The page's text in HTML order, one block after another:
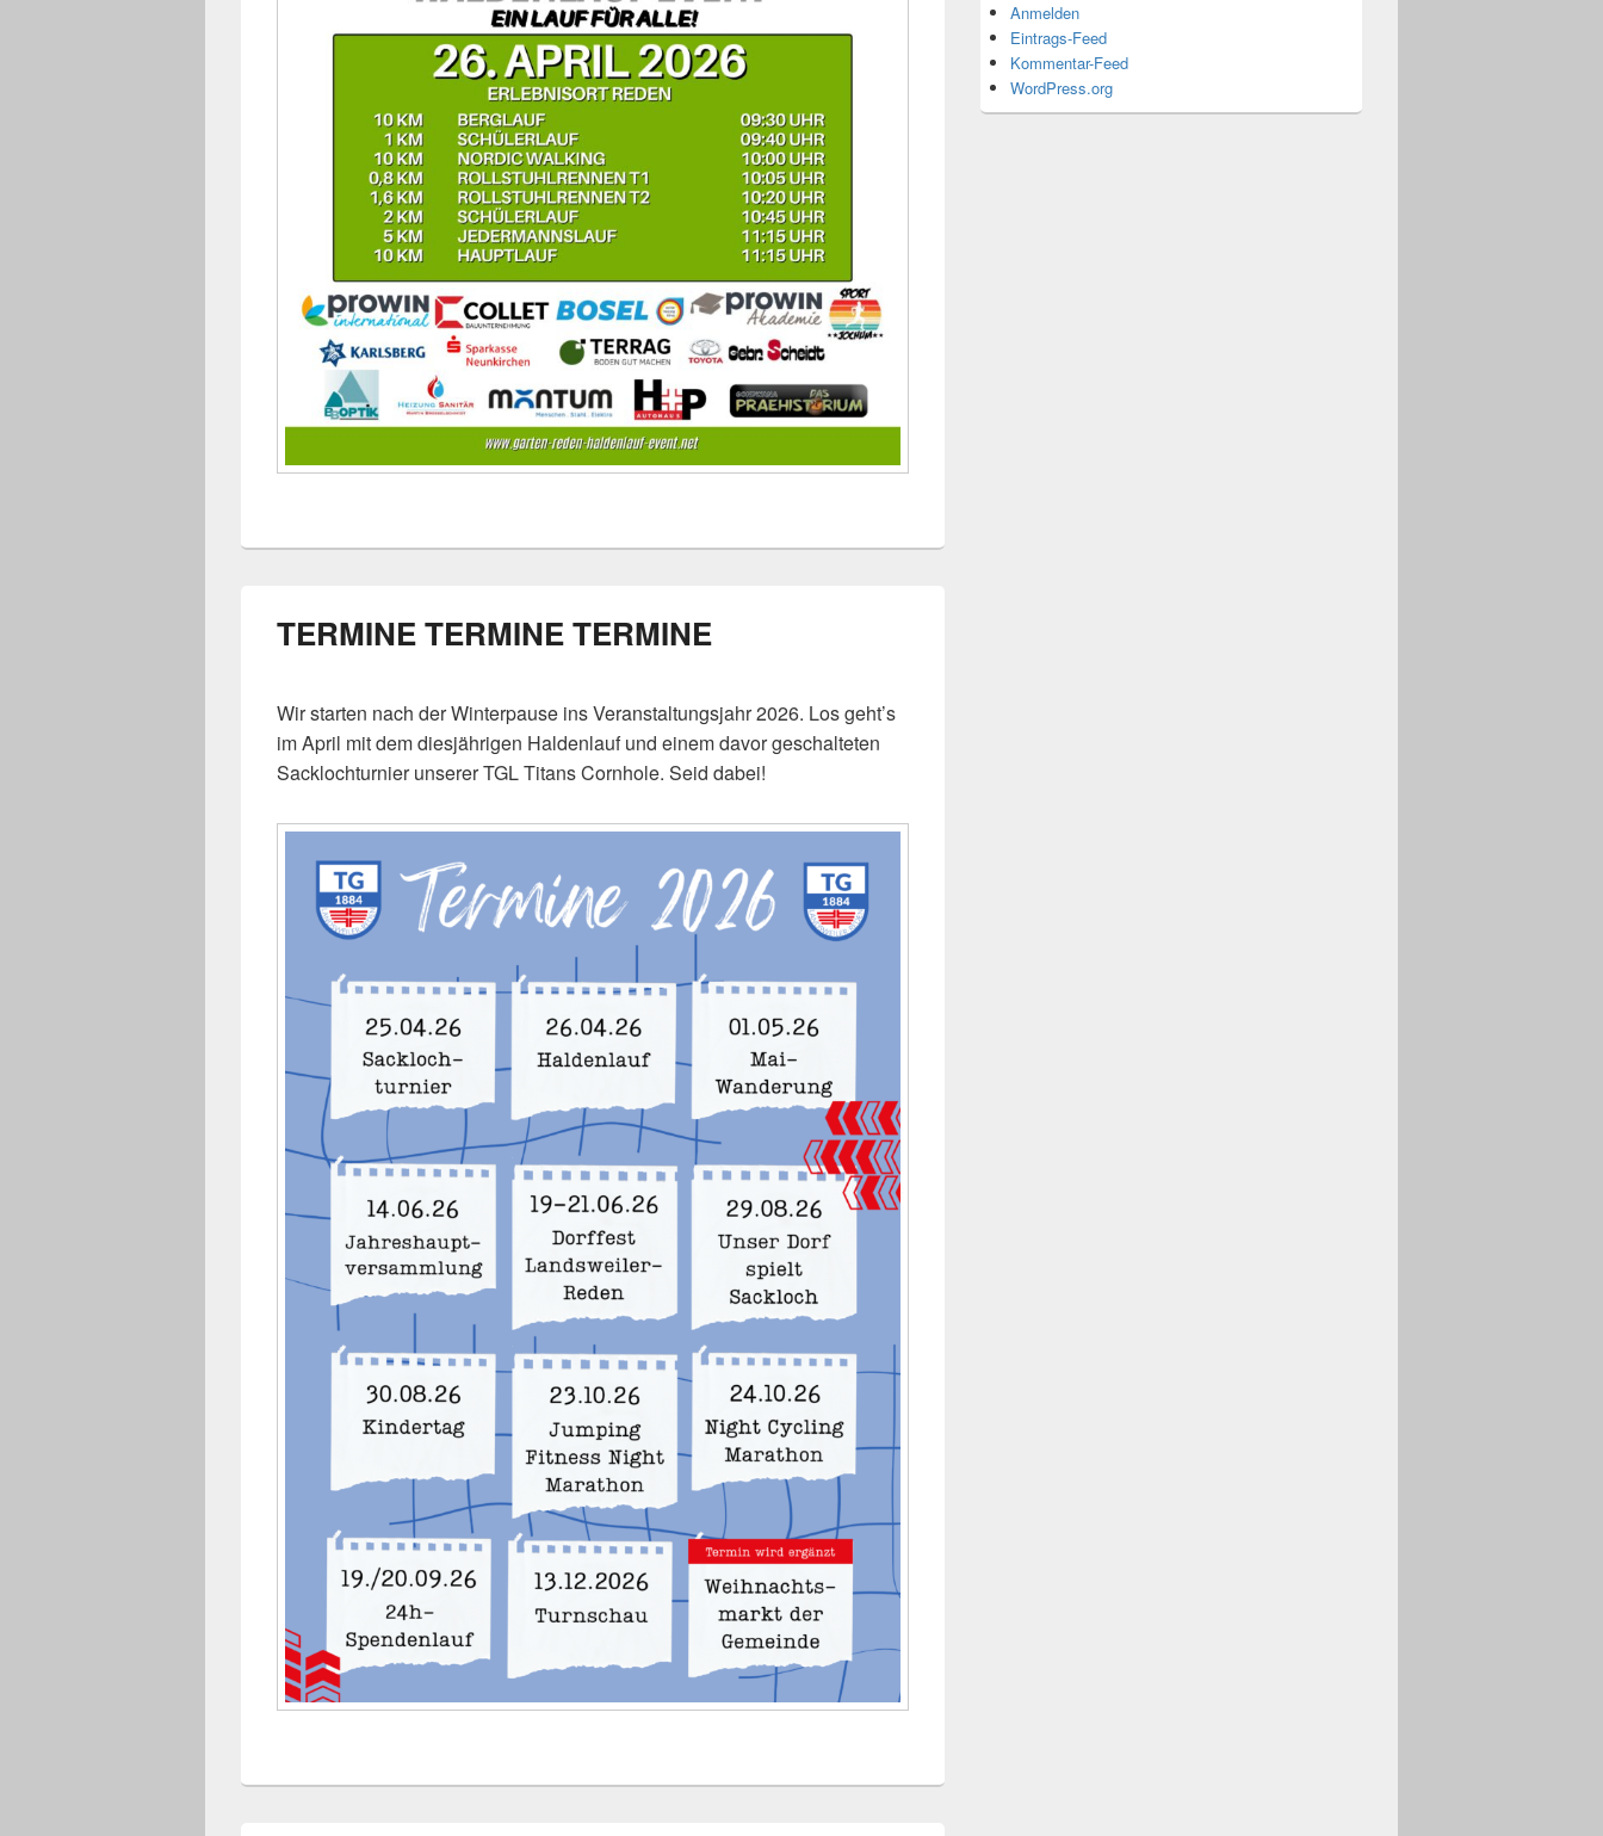
TERMINE TERMINE TERMINE
Wir starten nach der Winterpause ins Veranstaltungsjahr 2026. Los geht’s
im April mit dem diesjährigen Haldenlauf und einem davor geschalteten
Sacklochturnier unserer TGL Titans Cornhole. Seid dabei!
Anmelden
Eintrags-Feed
Kommentar-Feed
WordPress.org